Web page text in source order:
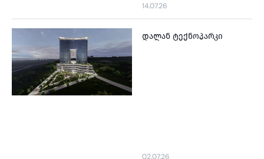
14.07.26
დალან ტექნოპარკი
02.07.26